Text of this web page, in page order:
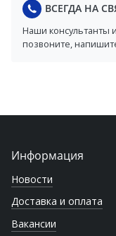
ВСЕГДА НА
Наши консультанты
позвоните,
Информация
Новости
Доставка и оплата
Вакансии